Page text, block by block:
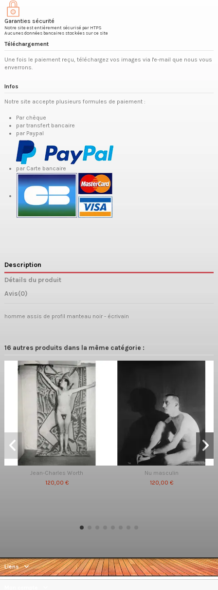
Garanties sécurité
Notre site est entièrement sécurisé par HTPS
Aucunes données bancaires stockées sur ce site
Téléchargement
Une fois le paiement reçu, téléchargez vos images via l'e-mail que nous vous
enverrons.
Infos
Notre site accepte plusieurs formules de paiement :
Par chèque
par transfert bancaire
par Paypal
par Carte bancaire
Description
Détails du produit
Avis(0)
homme assis de profil manteau noir - écrivain
16 autres produits dans la même catégorie :
Jean-Charles Worth
120,00 €
Nu masculin
120,00 €
Liens